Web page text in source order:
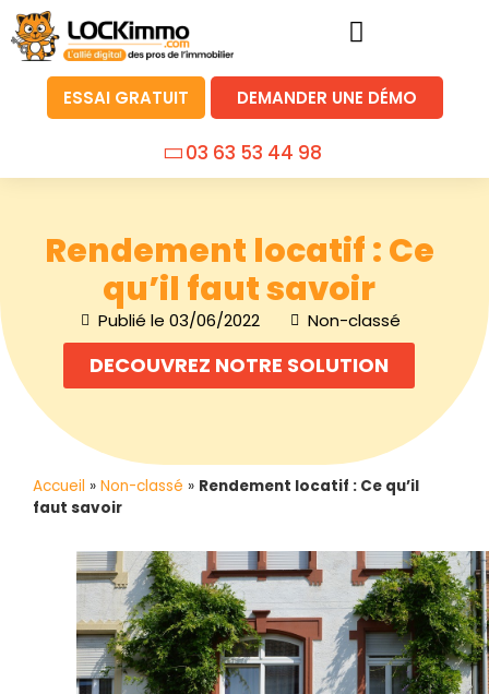
ESSAI GRATUIT DEMANDER UNE DÉMO
03 63 53 44 98
Rendement locatif : Ce
qu’il faut savoir
Publié le 03/06/2022 Non-classé
DECOUVREZ NOTRE SOLUTION
Accueil » Non-classé » Rendement locatif : Ce qu’il
faut savoir